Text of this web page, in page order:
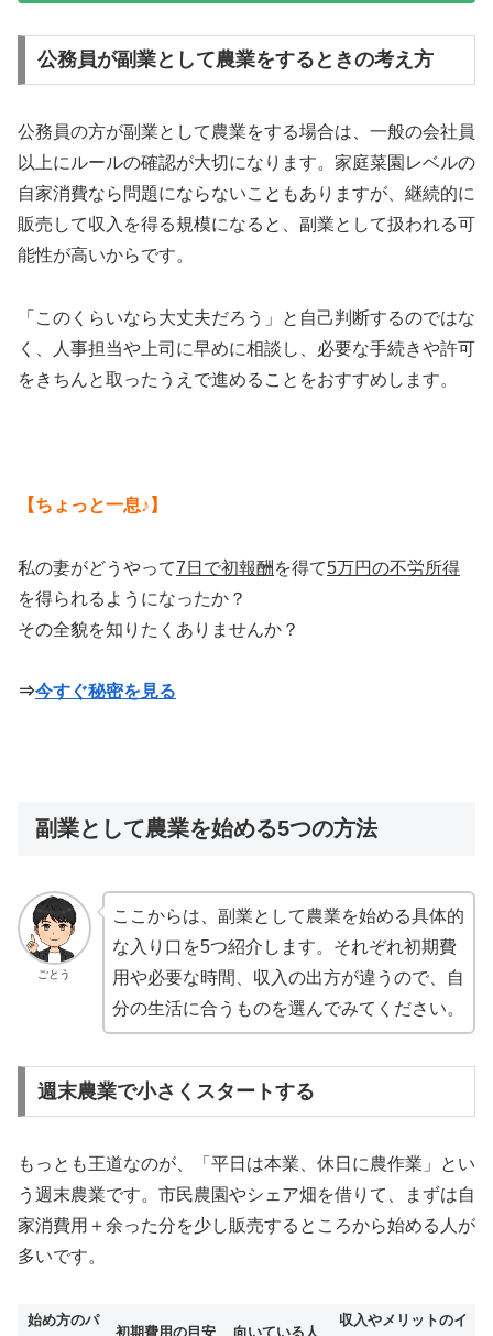
公務員が副業として農業をするときの考え方
公務員の方が副業として農業をする場合は、一般の会社員
以上にルールの確認が大切になります。家庭菜園レベルの
自家消費なら問題にならないこともありますが、継続的に
販売して収入を得る規模になると、副業として扱われる可
能性が高いからです。
「このくらいなら大丈夫だろう」と自己判断するのではな
く、人事担当や上司に早めに相談し、必要な手続きや許可
をきちんと取ったうえで進めることをおすすめします。
【ちょっと一息♪】
私の妻がどうやって7日で初報酬 を得て5万円の不労所得
を得られるようになったか？
その全貌を知りたくありませんか？
⇒今すぐ秘密を見る
副業として農業を始める5つの方法
ごとう
ここからは、副業として農業を始める具体的
な入り口を5つ紹介します。それぞれ初期費
用や必要な時間、収入の出方が違うので、自
分の生活に合うものを選んでみてください。
週末農業で小さくスタートする
もっとも王道なのが、「平日は本業、休日に農作業」とい
う週末農業です。市民農園やシェア畑を借りて、まずは自
家消費用＋余った分を少し販売するところから始める人が
多いです。
始め方のパ
初期費用の目安 向いている人
収入やメリットのイ